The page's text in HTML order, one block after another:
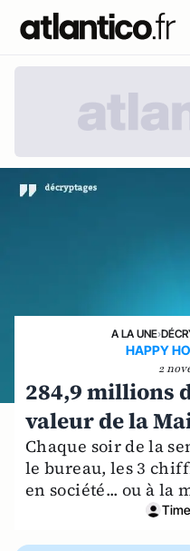
A LA UNE›
HAPPY
2
284,9 millions
valeur de la
Chaque soir de la
le bureau, les 3
en société... ou à la